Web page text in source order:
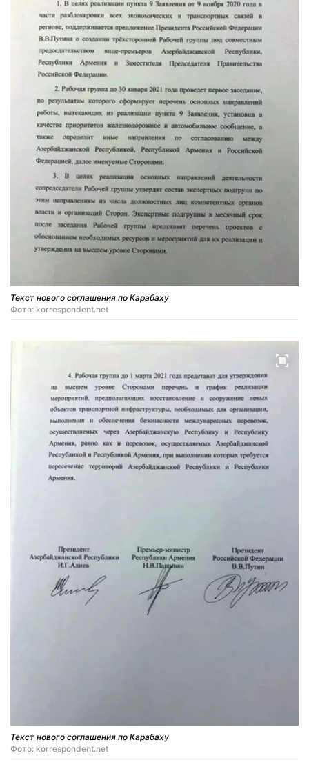
Текст нового соглашения по Карабаху
Фото: korrespondent.net
Текст нового соглашения по Карабаху
Фото: korrespondent.net